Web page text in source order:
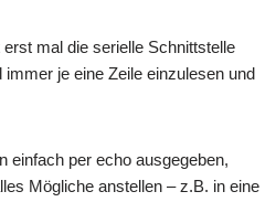
mal die serielle Schnittstelle
je eine Zeile einzulesen und
einfach per echo ausgegeben,
Mögliche anstellen – z.B. in eine